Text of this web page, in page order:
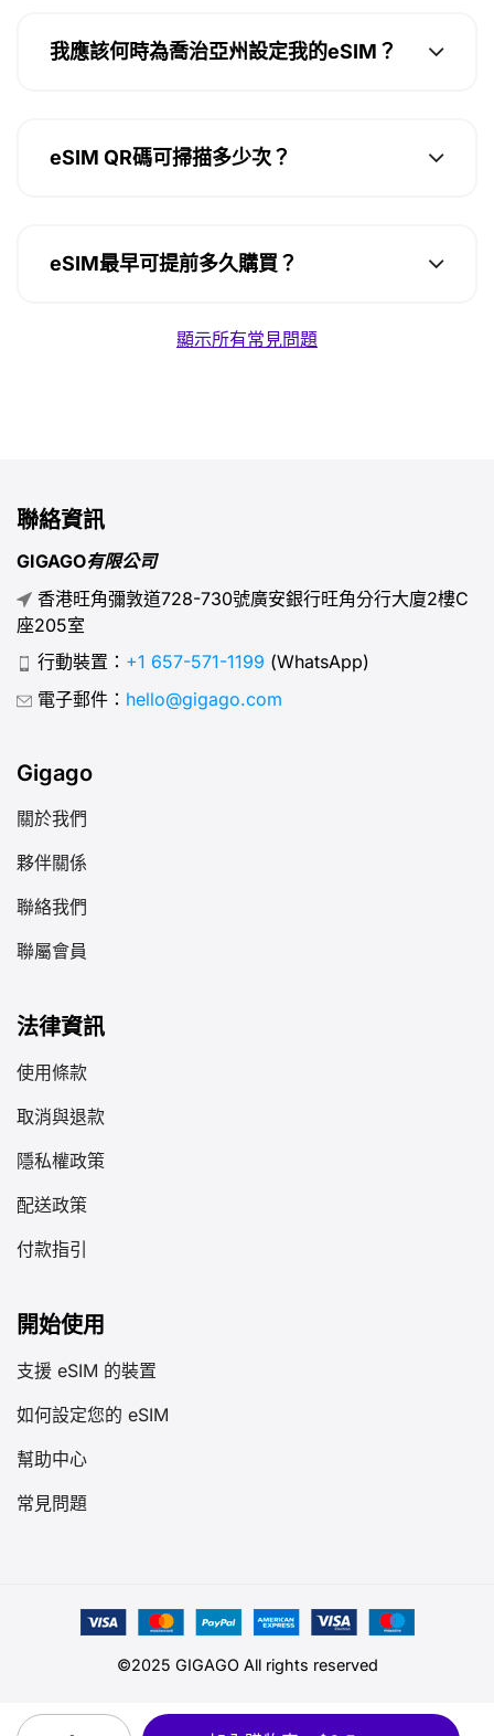
喬治亞 eSIM quantity
我應該何時為喬治亞州設定我的eSIM？
eSIM QR碼可掃描多少次？
eSIM最早可提前多久購買？
顯示所有常見問題
聯絡資訊
GIGAGO有限公司
香港旺角彌敦道728-730號廣安銀行旺角分行大廈2樓C
座205室
行動裝置： +1 657-571-1199 (WhatsApp)
電子郵件： hello@gigago.com
Gigago
關於我們
夥伴關係
聯絡我們
聯屬會員
法律資訊
使用條款
取消與退款
隱私權政策
配送政策
付款指引
開始使用
支援 eSIM 的裝置
如何設定您的 eSIM
幫助中心
常見問題
©2025 GIGAGO All rights reserved